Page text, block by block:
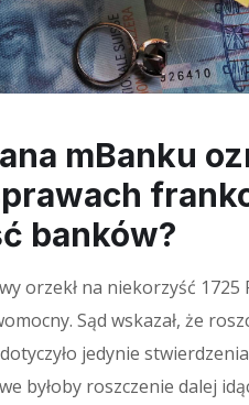
mBanku
banków?
orzekł na niekorzyść 1725
Sąd wskazał, że
jedynie
byłoby roszczenie dalej